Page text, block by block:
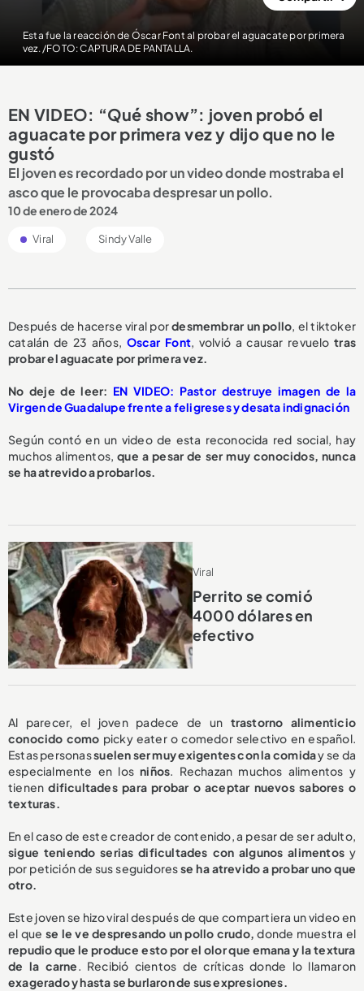
Esta fue la reacción de Óscar Font al probar el aguacate por primera
vez. /FOTO: CAPTURA DE PANTALLA.
EN VIDEO: “Qué show”: joven probó el
aguacate por primera vez y dijo que no le
gustó
El joven es recordado por un video donde mostraba el
asco que le provocaba despresar un pollo.
10 de enero de 2024
Viral Sindy Valle
Después de hacerse viral pordesmembrar un pollo, el tiktoker
catalán de 23 años, Oscar Font, volvió a causar revuelo tras
probar el aguacate por primera vez.
No deje de leer: EN VIDEO: Pastor destruye imagen de la
Virgen de Guadalupe frente a feligreses y desata indignación
Según contó en un video de esta reconocida red social, hay
muchos alimentos,que a pesar de ser muy conocidos, nunca
se ha atrevido a probarlos.
Viral
Perrito se comió
4000 dólares en
efectivo
Al parecer, el joven padece de un trastorno alimenticio
conocido como picky eater o comedor selectivo en español.
Estas personassuelen ser muy exigentes con la comiday se da
especialmente en losniños. Rechazan muchos alimentos y
tienendificultades para probar o aceptar nuevos sabores o
texturas.
En el caso de este creador de contenido, a pesar de ser adulto,
sigue teniendo serias dificultades con algunos alimentos y
por petición de sus seguidoresse ha atrevido a probar uno que
otro.
Este joven se hizo viral después de que compartiera un video en
el que se le ve despresando un pollo crudo, donde muestra el
repudio que le produce esto por el olor que emana y la textura
de la carne. Recibió cientos de críticas donde lo llamaron
exagerado y hasta se burlaron de sus expresiones.